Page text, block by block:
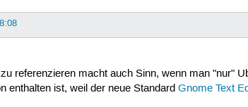
referenzieren macht auch Sinn, wenn man "nur"
enthalten ist, weil der neue Standard Gnome Text